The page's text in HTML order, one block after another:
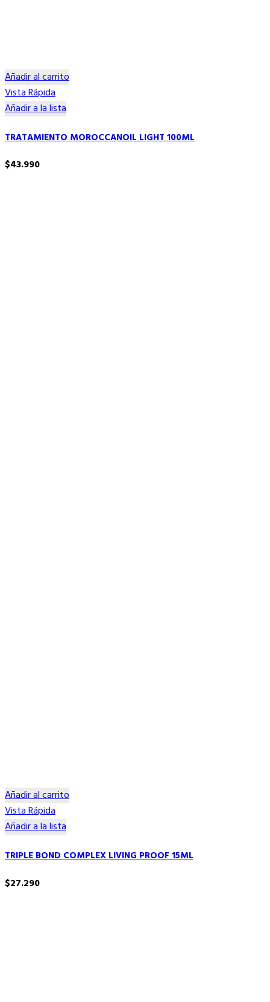
Añadir al carrito
Vista Rápida
Añadir a la lista
TRATAMIENTO MOROCCANOIL LIGHT 100ML
$43.990
Añadir al carrito
Vista Rápida
Añadir a la lista
TRIPLE BOND COMPLEX LIVING PROOF 15ML
$27.290